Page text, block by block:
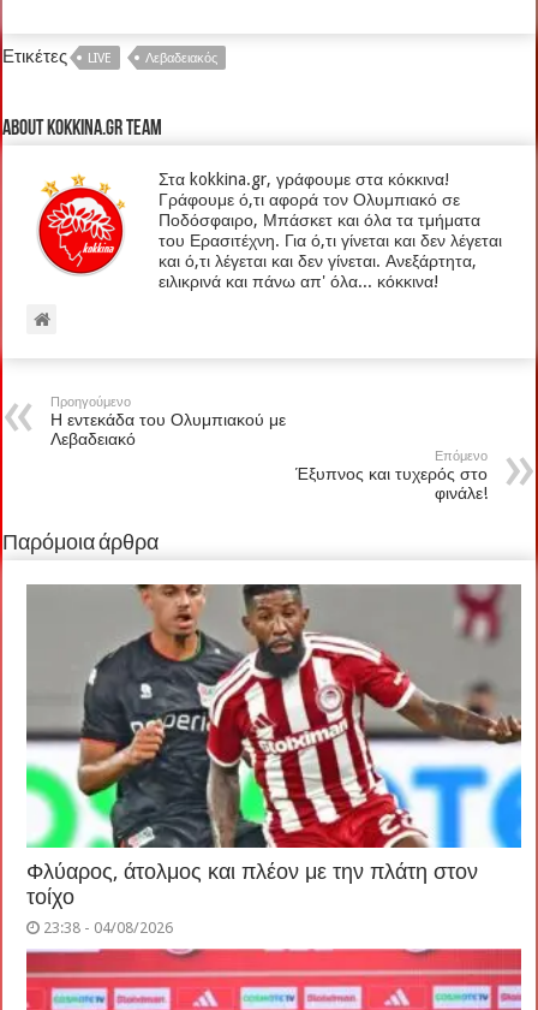
Ετικέτες LIVE Λεβαδειακός
About kokkina.gr TEAM
Στα kokkina.gr, γράφουμε στα κόκκινα!
Γράφουμε ό,τι αφορά τον Ολυμπιακό σε
Ποδόσφαιρο, Μπάσκετ και όλα τα τμήματα
του Ερασιτέχνη. Για ό,τι γίνεται και δεν λέγεται
και ό,τι λέγεται και δεν γίνεται. Ανεξάρτητα,
ειλικρινά και πάνω απ' όλα... κόκκινα!
Προηγούμενο
Η εντεκάδα του Ολυμπιακού με
Λεβαδειακό
Επόμενο
Έξυπνος και τυχερός στο
φινάλε!
Παρόμοια άρθρα
Φλύαρος, άτολμος και πλέον με την πλάτη στον
τοίχο
23:38 - 04/08/2026